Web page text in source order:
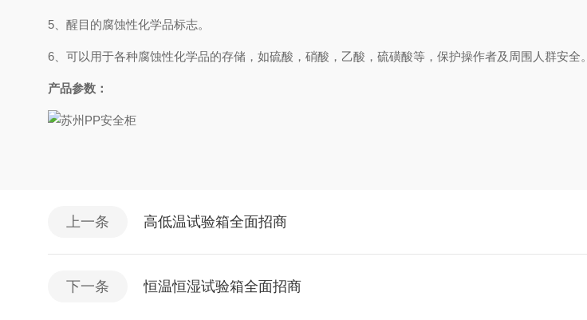
5、 醒目的腐蚀性化学品标志。
6、 可以用于各种腐蚀性化学品的存储，如硫酸，硝酸，乙酸，硫磺酸等，保护操作者及周围人群安全。
产品参数：
上一条 高低温试验箱全面招商
下一条 恒温恒湿试验箱全面招商